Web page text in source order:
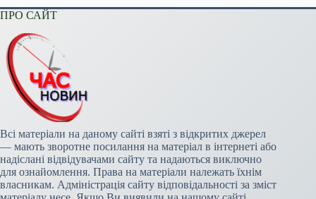
ПРО САЙТ
Всі матеріали на даному сайті взяті з відкритих джерел
— мають зворотне посилання на матеріал в інтернеті або
надіслані відвідувачами сайту та надаються виключно
для ознайомлення. Права на матеріали належать їхнім
власникам. Адміністрація сайту відповідальності за зміст